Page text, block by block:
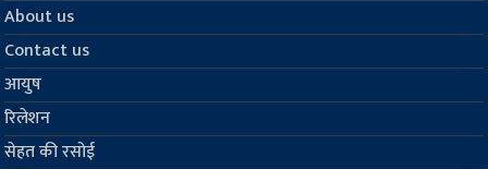
About us
Contact us
आयुष
रिलेशन
सेहत की रसोई